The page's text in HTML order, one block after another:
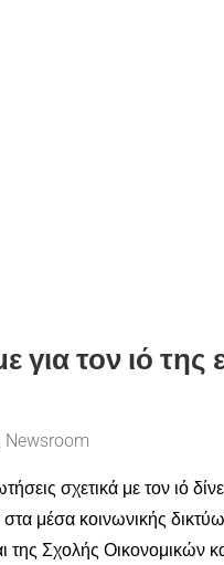
για τον ιό
Newsroom
σχετικά με τον ιό
μέσα κοινωνικής
της Σχολής Οικονομικών